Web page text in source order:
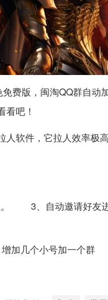
费版，闽淘QQ群自动
看吧！
软件，它拉人效率极
3、自动邀请好友进
几个小号加一个群